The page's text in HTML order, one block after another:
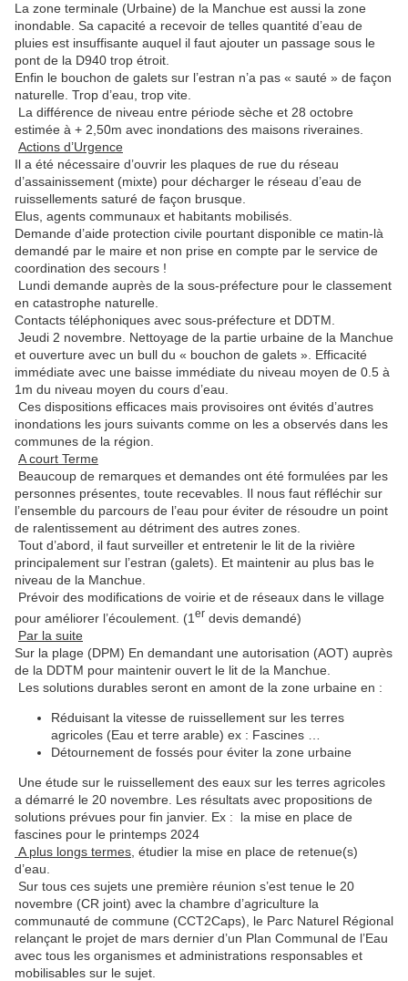
La zone terminale (Urbaine) de la Manchue est aussi la zone
inondable. Sa capacité a recevoir de telles quantité d’eau de
pluies est insuffisante auquel il faut ajouter un passage sous le
pont de la D940 trop étroit.
Enfin le bouchon de galets sur l’estran n’a pas « sauté » de façon
naturelle. Trop d’eau, trop vite.
La différence de niveau entre période sèche et 28 octobre
estimée à + 2,50m avec inondations des maisons riveraines.
Actions d’Urgence
Il a été nécessaire d’ouvrir les plaques de rue du réseau
d’assainissement (mixte) pour décharger le réseau d’eau de
ruissellements saturé de façon brusque.
Elus, agents communaux et habitants mobilisés.
Demande d’aide protection civile pourtant disponible ce matin-là
demandé par le maire et non prise en compte par le service de
coordination des secours !
Lundi demande auprès de la sous-préfecture pour le classement
en catastrophe naturelle.
Contacts téléphoniques avec sous-préfecture et DDTM.
Jeudi 2 novembre. Nettoyage de la partie urbaine de la Manchue
et ouverture avec un bull du « bouchon de galets ». Efficacité
immédiate avec une baisse immédiate du niveau moyen de 0.5 à
1m du niveau moyen du cours d’eau.
Ces dispositions efficaces mais provisoires ont évités d’autres
inondations les jours suivants comme on les a observés dans les
communes de la région.
A court Terme
Beaucoup de remarques et demandes ont été formulées par les
personnes présentes, toute recevables. Il nous faut réfléchir sur
l’ensemble du parcours de l’eau pour éviter de résoudre un point
de ralentissement au détriment des autres zones.
Tout d’abord, il faut surveiller et entretenir le lit de la rivière
principalement sur l’estran (galets). Et maintenir au plus bas le
niveau de la Manchue.
Prévoir des modifications de voirie et de réseaux dans le village
pour améliorer l’écoulement. (1 er devis demandé)
Par la suite
Sur la plage (DPM) En demandant une autorisation (AOT) auprès
de la DDTM pour maintenir ouvert le lit de la Manchue.
Les solutions durables seront en amont de la zone urbaine en :
Réduisant la vitesse de ruissellement sur les terres
agricoles (Eau et terre arable) ex : Fascines …
Détournement de fossés pour éviter la zone urbaine
Une étude sur le ruissellement des eaux sur les terres agricoles
a démarré le 20 novembre. Les résultats avec propositions de
solutions prévues pour fin janvier. Ex : la mise en place de
fascines pour le printemps 2024
A plus longs termes , étudier la mise en place de retenue(s)
d’eau.
Sur tous ces sujets une première réunion s’est tenue le 20
novembre (CR joint) avec la chambre d’agriculture la
communauté de commune (CCT2Caps), le Parc Naturel Régional
relançant le projet de mars dernier d’un Plan Communal de l’Eau
avec tous les organismes et administrations responsables et
mobilisables sur le sujet.